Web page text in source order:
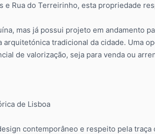
e Rua do Terreirinho, esta propriedade
mas já possui projeto em andamento
tradicional da cidade. Uma
de valorização, seja para venda ou
de Lisboa
contemporâneo e respeito pela traça